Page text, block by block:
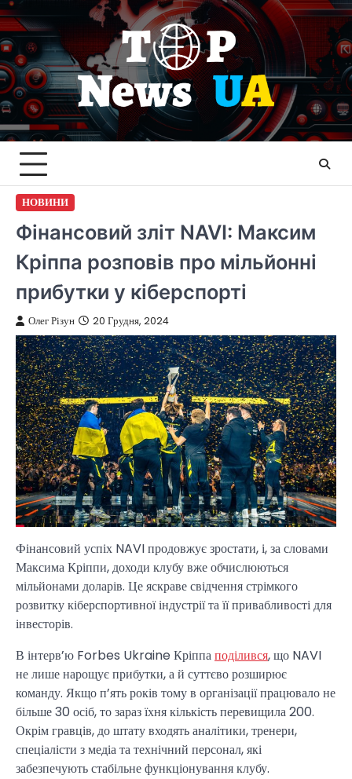
Перейти
до
вмісту
НОВИНИ
Фінансовий зліт NAVI: Максим
Кріппа розповів про мільйонні
прибутки у кіберспорті
Олег Різун 20 Грудня, 2024
Фінансовий успіх NAVI продовжує зростати, і, за словами
Максима Кріппи, доходи клубу вже обчислюються
мільйонами доларів. Це яскраве свідчення стрімкого
розвитку кіберспортивної індустрії та її привабливості для
інвесторів.
В інтерв’ю Forbes Ukraine Кріппаподілився, що NAVI
не лише нарощує прибутки, а й суттєво розширює
команду. Якщо п’ять років тому в організації працювало не
більше 30 осіб, то зараз їхня кількість перевищила 200.
Окрім гравців, до штату входять аналітики, тренери,
спеціалісти з медіа та технічний персонал, які
забезпечують стабільне функціонування клубу.